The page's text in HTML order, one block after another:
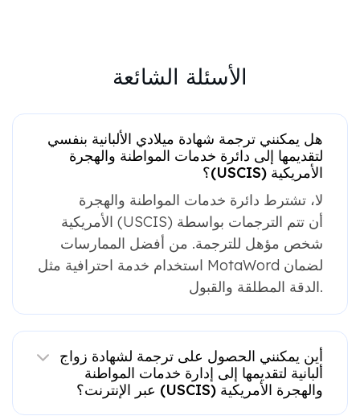
الأسئلة الشائعة
هل يمكنني ترجمة شهادة ميلادي الألبانية بنفسي
لتقديمها إلى دائرة خدمات المواطنة والهجرة
الأمريكية (USCIS)؟
لا، تشترط دائرة خدمات المواطنة والهجرة
الأمريكية (USCIS) أن تتم الترجمات بواسطة
شخص مؤهل للترجمة. من أفضل الممارسات
استخدام خدمة احترافية مثل MotaWord لضمان
الدقة المطلقة والقبول.
أين يمكنني الحصول على ترجمة لشهادة زواج
ألبانية لتقديمها إلى إدارة خدمات المواطنة
والهجرة الأمريكية (USCIS) عبر الإنترنت؟